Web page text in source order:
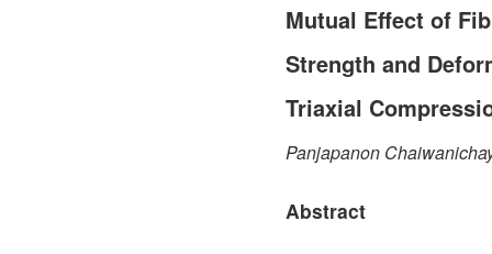
Mutual Effect of
Strength and
Triaxial
Panjapanon
Abstract